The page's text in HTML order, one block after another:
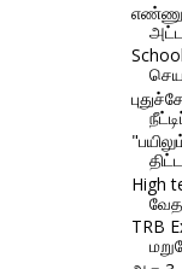
High
TRB